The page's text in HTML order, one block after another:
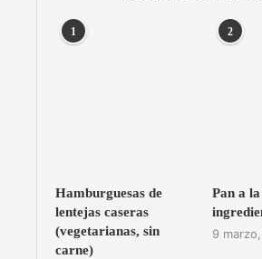
1
Hamburguesas de
lentejas caseras
(vegetarianas, sin
carne)
2
Pan a
9